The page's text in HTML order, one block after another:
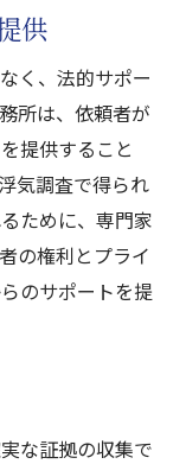
供
く、法的サポー
所は、依頼者が
提供すること
気調査で得られ
ために、専門家
の権利とプライ
のサポートを提
な証拠の収集で